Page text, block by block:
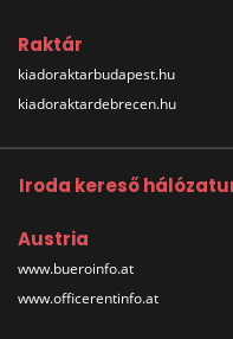
Raktár
kiadoraktarbudapest.hu
kiadoraktardebrecen.hu
Iroda kereső
Austria
www.bueroinfo.at
www.officerentinfo.at